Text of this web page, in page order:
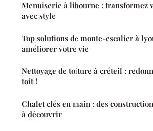
Menuiserie à libourne : transformez
avec style
Top solutions de monte-escalier à
améliorer votre vie
Nettoyage de toiture à créteil :
toit !
Chalet clés en main : des
à découvrir